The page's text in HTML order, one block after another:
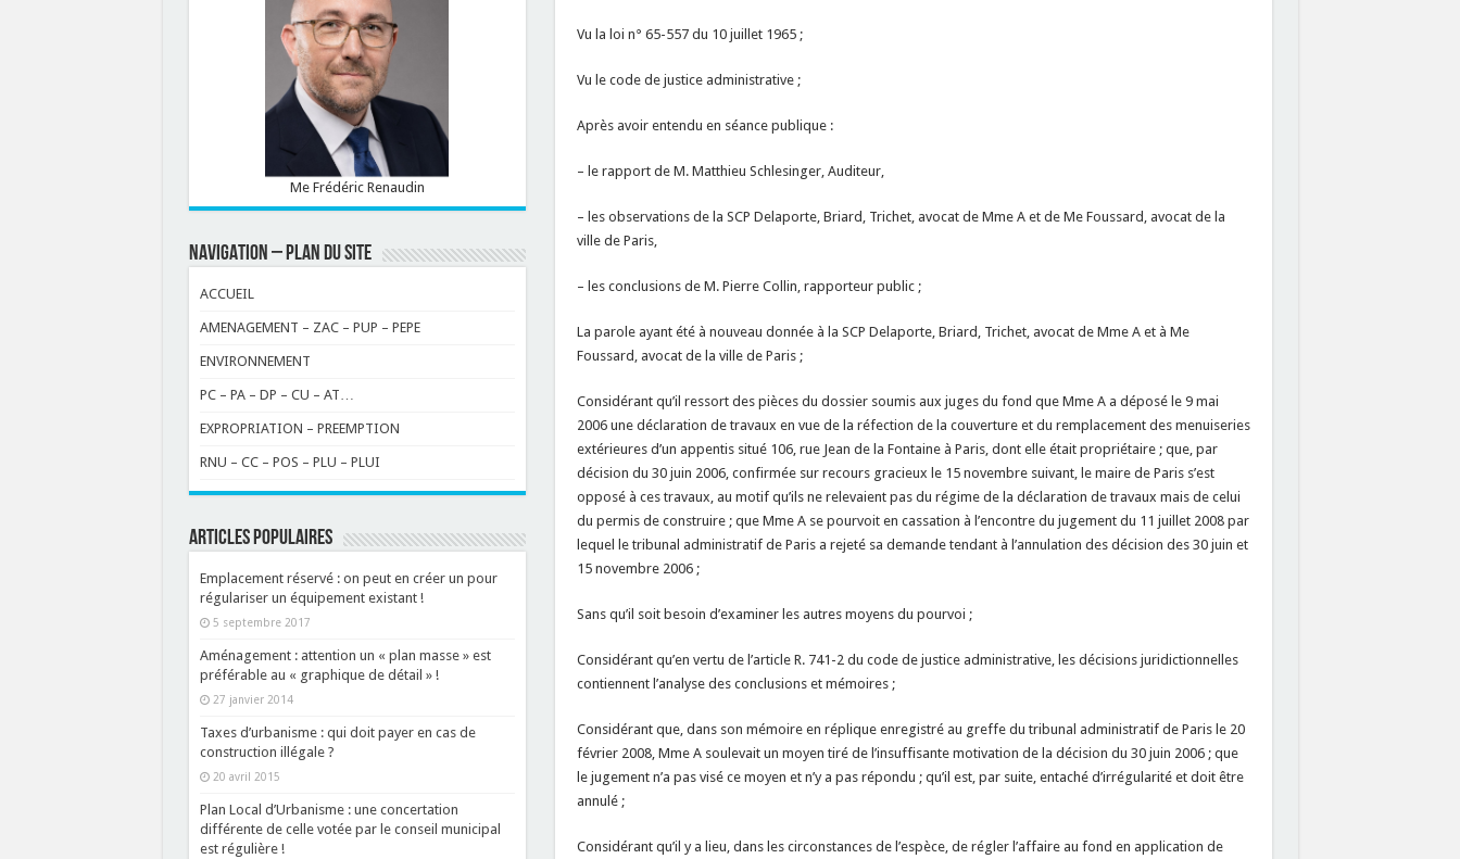
Vu la loi n° 65-557 du 10 juillet 1965 ;
Vu le code de justice administrative ;
Après avoir entendu en séance publique :
– le rapport de M. Matthieu Schlesinger, Auditeur,
– les observations de la SCP Delaporte, Briard, Trichet, avocat de Mme A et de Me Foussard, avocat de la
ville de Paris,
– les conclusions de M. Pierre Collin, rapporteur public ;
La parole ayant été à nouveau donnée à la SCP Delaporte, Briard, Trichet, avocat de Mme A et à Me
Foussard, avocat de la ville de Paris ;
Considérant qu’il ressort des pièces du dossier soumis aux juges du fond que Mme A a déposé le 9 mai
2006 une déclaration de travaux en vue de la réfection de la couverture et du remplacement des menuiseries
extérieures d’un appentis situé 106, rue Jean de la Fontaine à Paris, dont elle était propriétaire ; que, par
décision du 30 juin 2006, confirmée sur recours gracieux le 15 novembre suivant, le maire de Paris s’est
opposé à ces travaux, au motif qu’ils ne relevaient pas du régime de la déclaration de travaux mais de celui
du permis de construire ; que Mme A se pourvoit en cassation à l’encontre du jugement du 11 juillet 2008 par
lequel le tribunal administratif de Paris a rejeté sa demande tendant à l’annulation des décision des 30 juin et
15 novembre 2006 ;
Sans qu’il soit besoin d’examiner les autres moyens du pourvoi ;
Considérant qu’en vertu de l’article R. 741-2 du code de justice administrative, les décisions juridictionnelles
contiennent l’analyse des conclusions et mémoires ;
Considérant que, dans son mémoire en réplique enregistré au greffe du tribunal administratif de Paris le 20
février 2008, Mme A soulevait un moyen tiré de l’insuffisante motivation de la décision du 30 juin 2006 ; que
le jugement n’a pas visé ce moyen et n’y a pas répondu ; qu’il est, par suite, entaché d’irrégularité et doit être
annulé ;
Considérant qu’il y a lieu, dans les circonstances de l’espèce, de régler l’affaire au fond en application de
Me Frédéric Renaudin
NAVIGATION – PLAN DU SITE
ACCUEIL
AMENAGEMENT – ZAC – PUP – PEPE
ENVIRONNEMENT
PC – PA – DP – CU – AT…
EXPROPRIATION – PREEMPTION
RNU – CC – POS – PLU – PLUI
ARTICLES POPULAIRES
Emplacement réservé : on peut en créer un pour
régulariser un équipement existant !
5 septembre 2017
Aménagement : attention un « plan masse » est
préférable au « graphique de détail » !
27 janvier 2014
Taxes d’urbanisme : qui doit payer en cas de
construction illégale ?
20 avril 2015
Plan Local d’Urbanisme : une concertation
différente de celle votée par le conseil municipal
est régulière !